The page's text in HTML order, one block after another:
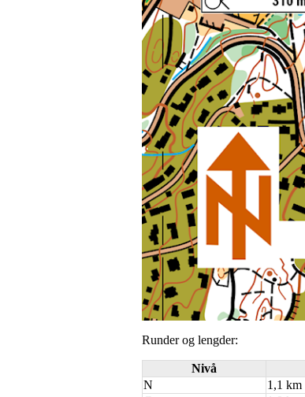
Runder og lengder:
Nivå
N
1,1 km